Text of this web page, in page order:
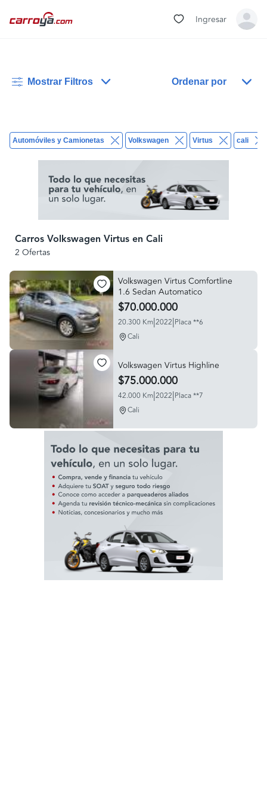
Ingresar
Mostrar Filtros Ordenar por
Automóviles y Camionetas Volkswagen Virtus cali
Carros Volkswagen Virtus en Cali
2 Ofertas
Volkswagen Virtus Comfortline
1.6 Sedan Automatico
$70.000.000
20.300 Km|2022|Placa **6
Cali
Volkswagen Virtus Highline
$75.000.000
42.000 Km|2022|Placa **7
Cali